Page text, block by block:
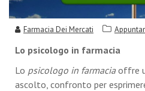
Farmacia Dei Mercati
Lo psicologo in farmacia
Lo psicologo in farmaciaoffre
ascolto, confronto per